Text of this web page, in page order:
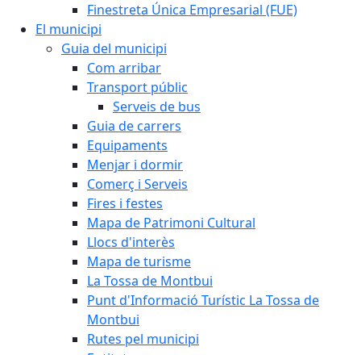
Finestreta Única Empresarial (FUE)
El municipi
Guia del municipi
Com arribar
Transport públic
Serveis de bus
Guia de carrers
Equipaments
Menjar i dormir
Comerç i Serveis
Fires i festes
Mapa de Patrimoni Cultural
Llocs d'interès
Mapa de turisme
La Tossa de Montbui
Punt d'Informació Turístic La Tossa de
Montbui
Rutes pel municipi